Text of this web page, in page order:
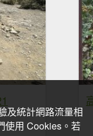
及統計網路流量相
使用 Cookies。若